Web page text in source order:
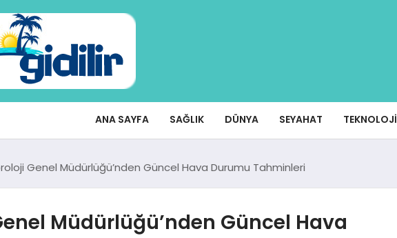
ANA SAYFA SAĞLIK DÜNYA SEYAHAT TEKNOLOJI
Genel Müdürlüğü’nden Güncel Hava Durumu Tahminleri
Müdürlüğü’nden Güncel Hava